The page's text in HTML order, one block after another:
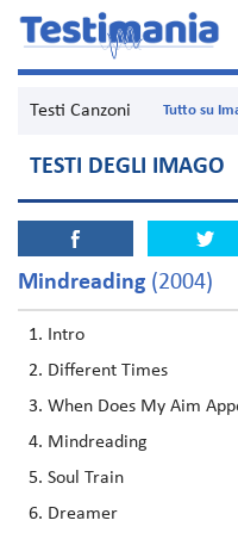
Testi Canzoni Tutto su
TESTI DEGLI IMAGO
Mindreading (2004)
Intro
Different Times
When Does My Aim
Mindreading
Soul Train
Dreamer